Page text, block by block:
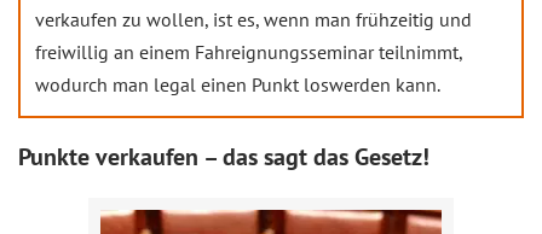
verkaufen zu wollen, ist es, wenn man frühzeitig und
freiwillig an einem Fahreignungsseminar teilnimmt,
wodurch man legal einen Punkt loswerden kann.
Punkte verkaufen – das sagt das Gesetz!